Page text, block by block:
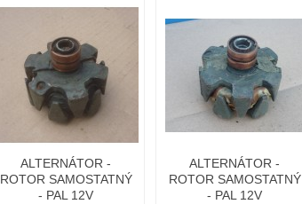
ALTERNÁTOR -
ROTOR SAMOSTATNÝ
- PAL 12V
ALTERNÁTOR -
ROTOR SAMOSTATNÝ
- PAL 12V